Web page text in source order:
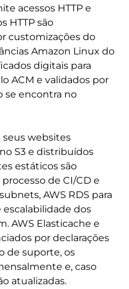
acessos HTTP e
HTTP são
customizações do
Amazon Linux do
digitais para
ACM e validados por
se encontra no
websites
S3 e distribuídos
estáticos são
de CI/CD e
AWS RDS para
escalabilidade dos
AWS Elasticache e
por declarações
de suporte, os
e, caso
atualizadas.